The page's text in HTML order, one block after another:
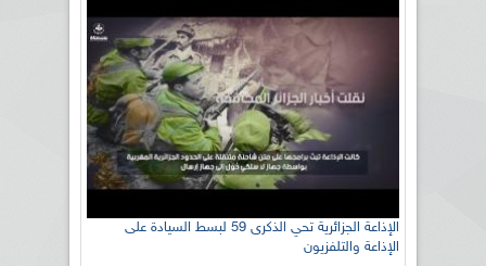
الإذاعة الجزائرية تحي الذكرى 59 لبسط السيادة على
الإذاعة والتلفزيون